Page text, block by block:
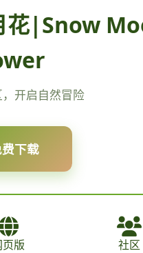
花|Snow
开启自然冒险
下载
页版 社区